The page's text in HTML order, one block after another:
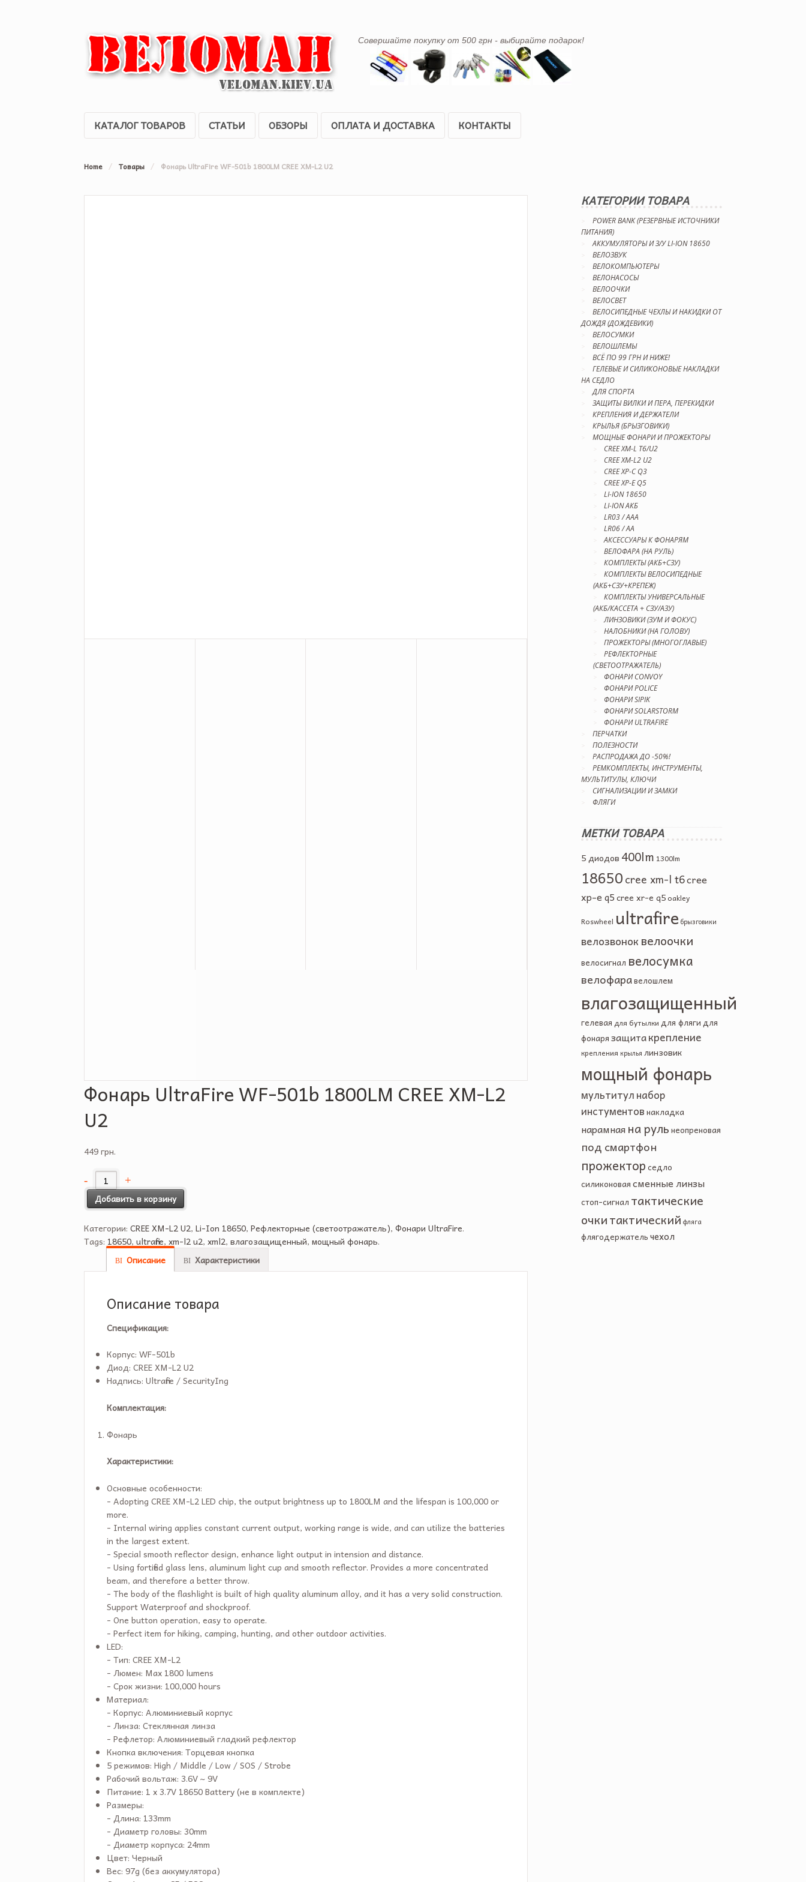
Совершайте покупку от 500 грн - выбирайте подарок!
КАТАЛОГ ТОВАРОВ СТАТЬИ ОБЗОРЫ ОПЛАТА И ДОСТАВКА КОНТАКТЫ
Home / Товары / Фонарь UltraFire WF-501b 1800LM CREE XM-L2 U2
Фонарь UltraFire WF-501b 1800LM CREE XM-L2
U2
449 грн.
Добавить в корзину
Категории:CREE XM-L2 U2,Li-Ion 18650,Рефлекторные (светоотражатель),Фонари UltraFire.
Tags: 18650,ultrafire,xm-l2 u2,xml2,влагозащищенный,мощный фонарь.
Описание
Характеристики
Описание товара
Спецификация:
Корпус: WF-501b
Диод: CREE XM-L2 U2
Надпись: Ultrafire / SecurityIng
Комплектация:
Фонарь
Характеристики:
Основные особенности:
- Adopting CREE XM-L2 LED chip, the output brightness up to 1800LM and the lifespan is 100,000 or
more.
- Internal wiring applies constant current output, working range is wide, and can utilize the batteries
in the largest extent.
- Special smooth reflector design, enhance light output in intension and distance.
- Using fortified glass lens, aluminum light cup and smooth reflector. Provides a more concentrated
beam, and therefore a better throw.
- The body of the flashlight is built of high quality aluminum alloy, and it has a very solid construction.
Support Waterproof and shockproof.
- One button operation, easy to operate.
- Perfect item for hiking, camping, hunting, and other outdoor activities.
LED:
- Тип: CREE XM-L2
- Люмен: Max 1800 lumens
- Срок жизни: 100,000 hours
Материал:
- Корпус: Алюминиевый корпус
- Линза: Стеклянная линза
- Рефлетор: Алюминиевый гладкий рефлектор
Кнопка включения: Торцевая кнопка
5 режимов: High / Middle / Low / SOS / Strobe
Рабочий вольтаж: 3.6V ~ 9V
Питание: 1 x 3.7V 18650 Battery (не в комплекте)
Размеры:
- Длина: 133mm
- Диаметр головы: 30mm
- Диаметр корпуса: 24mm
Цвет: Черный
Вес: 97g (без аккумулятора)
КАТЕГОРИИ ТОВАРА
POWER BANK (РЕЗЕРВНЫЕ ИСТОЧНИКИ
ПИТАНИЯ)
АККУМУЛЯТОРЫ И З/У LI-ION 18650
ВЕЛОЗВУК
ВЕЛОКОМПЬЮТЕРЫ
ВЕЛОНАСОСЫ
ВЕЛООЧКИ
ВЕЛОСВЕТ
ВЕЛОСИПЕДНЫЕ ЧЕХЛЫ И НАКИДКИ ОТ
ДОЖДЯ (ДОЖДЕВИКИ)
ВЕЛОСУМКИ
ВЕЛОШЛЕМЫ
ВСЁ ПО 99 ГРН И НИЖЕ!
ГЕЛЕВЫЕ И СИЛИКОНОВЫЕ НАКЛАДКИ
НА СЕДЛО
ДЛЯ СПОРТА
ЗАЩИТЫ ВИЛКИ И ПЕРА, ПЕРЕКИДКИ
КРЕПЛЕНИЯ И ДЕРЖАТЕЛИ
КРЫЛЬЯ (БРЫЗГОВИКИ)
МОЩНЫЕ ФОНАРИ И ПРОЖЕКТОРЫ
CREE XM-L T6/U2
CREE XM-L2 U2
CREE XP-C Q3
CREE XP-E Q5
LI-ION 18650
LI-ION АКБ
LR03 / AAA
LR06 / AA
АКСЕССУАРЫ К ФОНАРЯМ
ВЕЛОФАРА (НА РУЛЬ)
КОМПЛЕКТЫ (АКБ+СЗУ)
КОМПЛЕКТЫ ВЕЛОСИПЕДНЫЕ
(АКБ+СЗУ+КРЕПЕЖ)
КОМПЛЕКТЫ УНИВЕРСАЛЬНЫЕ
(АКБ/КАССЕТА + СЗУ/АЗУ)
ЛИНЗОВИКИ (ЗУМ И ФОКУС)
НАЛОБНИКИ (НА ГОЛОВУ)
ПРОЖЕКТОРЫ (МНОГОГЛАВЫЕ)
РЕФЛЕКТОРНЫЕ
(СВЕТООТРАЖАТЕЛЬ)
ФОНАРИ CONVOY
ФОНАРИ POLICE
ФОНАРИ SIPIK
ФОНАРИ SOLARSTORM
ФОНАРИ ULTRAFIRE
ПЕРЧАТКИ
ПОЛЕЗНОСТИ
РАСПРОДАЖА ДО -50%!
РЕМКОМПЛЕКТЫ, ИНСТРУМЕНТЫ,
МУЛЬТИТУЛЫ, КЛЮЧИ
СИГНАЛИЗАЦИИ И ЗАМКИ
ФЛЯГИ
МЕТКИ ТОВАРА
5 диодов 400lm 1300lm
18650cree xm-l t6cree
xp-e q5cree xr-e q5 oakley
Roswheel ultrafire брызговики
велозвоноквелоочки
велосигнал велосумка
велофаравелошлем
влагозащищенный
гелевая для бутылки для фляги для
фонаря защитакрепление
крепления крылья линзовик
мощный фонарь
мультитулнабор
инстументов накладка
нарамнаяна руль неопреновая
под смартфон
прожектор седло
силиконовая сменные линзы
стоп-сигнал тактические
очкитактический фляга
флягодержатель чехол